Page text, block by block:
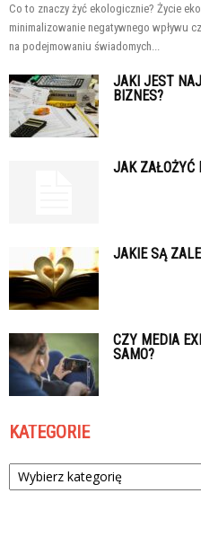
Co to znaczy żyć ekologicznie? Życie
minimalizowanie negatywnego wpływu
na podejmowaniu świadomych...
JAKI JEST
BIZNES?
JAK ZAŁOŻYĆ
JAKIE SĄ
CZY MEDIA
SAMO?
KATEGORIE
Kategorie